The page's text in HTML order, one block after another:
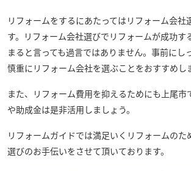
リフォームをするにあたってはリフォーム会社
す。リフォーム会社選びでリフォームが成功す
まると言っても過言ではありません。事前にし
慎重にリフォーム会社を選ぶことをおすすめし
また、リフォーム費用を抑えるためにも上尾市
や助成金は是非活用しましょう。
リフォームガイドでは満足いくリフォームの
選びのお手伝いをさせて頂いております。